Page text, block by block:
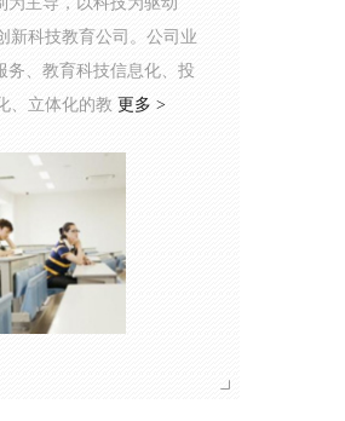
新科技教育公司。公司业
务、教育科技信息化、投
、立体化的教 更多 >